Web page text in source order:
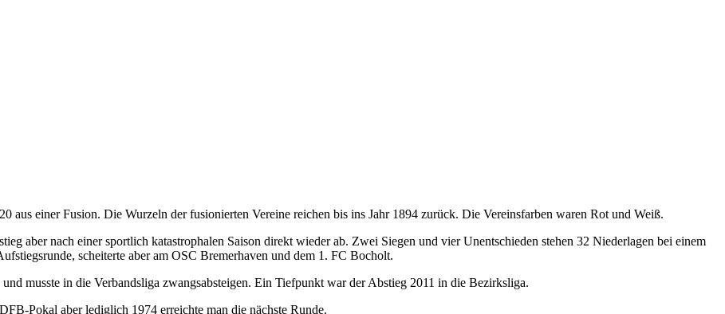
aus einer Fusion. Die Wurzeln der fusionierten Vereine reichen bis ins Jahr 1894 zurück. Die Vereinsfarben waren Rot und Weiß.
aber nach einer sportlich katastrophalen Saison direkt wieder ab. Zwei Siegen und vier Unentschieden stehen 32 Niederlagen bei einem
scheiterte aber am OSC Bremerhaven und dem 1. FC Bocholt.
musste in die Verbandsliga zwangsabsteigen. Ein Tiefpunkt war der Abstieg 2011 in die Bezirksliga.
Pokal aber lediglich 1974 erreichte man die nächste Runde.